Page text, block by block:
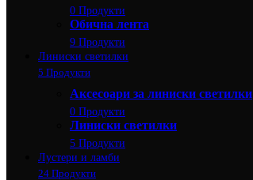
0 Продукти
Обична лента
9 Продукти
Линиски светилки
5 Продукти
Аксесоари за линиски светилки
0 Продукти
Линиски светилки
5 Продукти
Лустери и ламби
24 Продукти